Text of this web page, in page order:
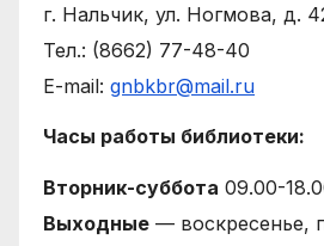
г. Нальчик, ул. Ногмова, д.
Тел.: (8662) 77-48-40
E-mail: gnbkbr@mail.ru
Часы работы библиотеки:
Вторник-суббота 09.00-
Выходные — воскресенье,